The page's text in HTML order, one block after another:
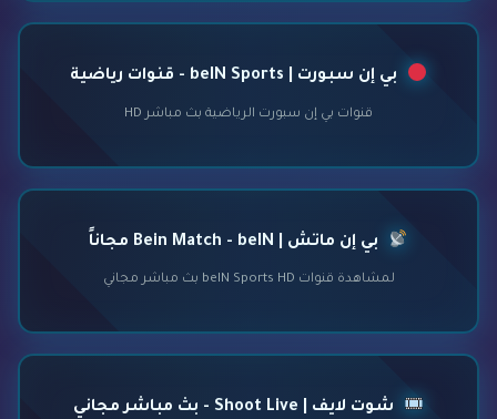
بي إن سبورت | beIN Sports - قنوات رياضية
قنوات بي إن سبورت الرياضية بث مباشر HD
بي إن ماتش | Bein Match - beIN مجاناً
لمشاهدة قنوات beIN Sports HD بث مباشر مجاني
شوت لايف | Shoot Live - بث مباشر مجاني